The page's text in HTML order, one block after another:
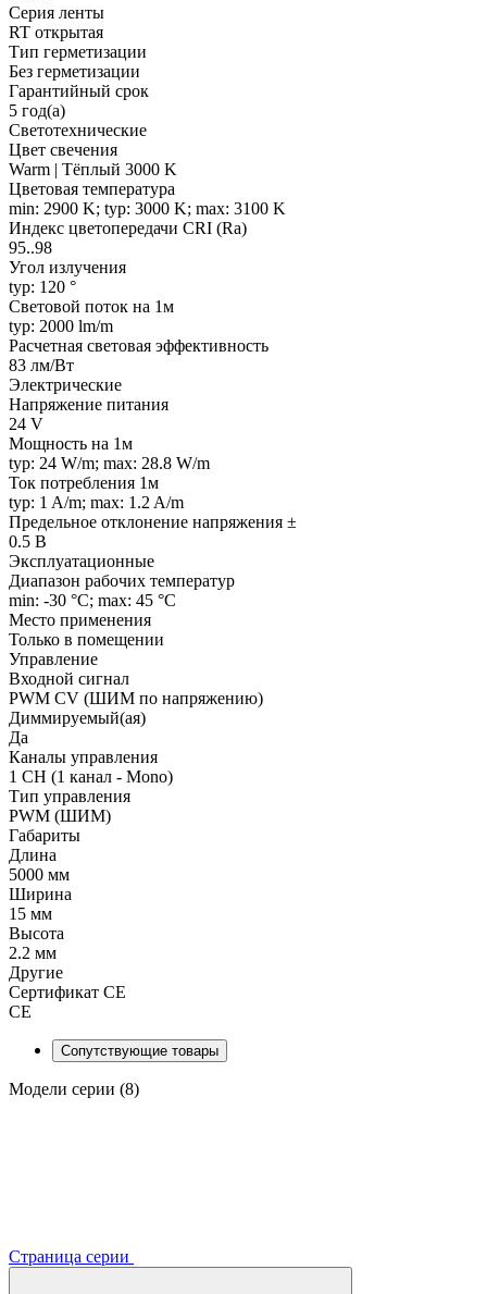
Серия ленты
RT открытая
Тип герметизации
Без герметизации
Гарантийный срок
5 год(а)
Светотехнические
Цвет свечения
Warm | Тёплый 3000 K
Цветовая температура
min: 2900 K; typ: 3000 K; max: 3100 K
Индекс цветопередачи CRI (Ra)
95..98
Угол излучения
typ: 120 °
Световой поток на 1м
typ: 2000 lm/m
Расчетная световая эффективность
83 лм/Вт
Электрические
Напряжение питания
24 V
Мощность на 1м
typ: 24 W/m; max: 28.8 W/m
Ток потребления 1м
typ: 1 A/m; max: 1.2 A/m
Предельное отклонение напряжения ±
0.5 В
Эксплуатационные
Диапазон рабочих температур
min: -30 °C; max: 45 °C
Место применения
Только в помещении
Управление
Входной сигнал
PWM СV (ШИМ по напряжению)
Диммируемый(ая)
Да
Каналы управления
1 CH (1 канал - Mono)
Тип управления
PWM (ШИМ)
Габариты
Длина
5000 мм
Ширина
15 мм
Высота
2.2 мм
Другие
Сертификат CE
CE
Сопутствующие товары
Модели серии (8)
Страница серии